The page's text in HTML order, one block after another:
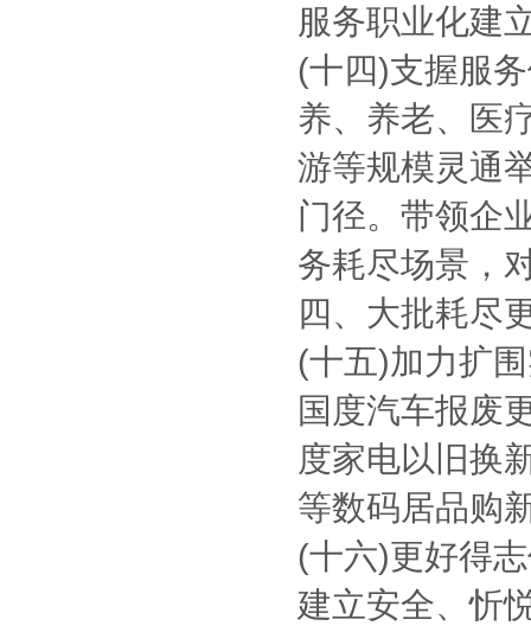
服务职业化建
(十四)支握服
养、养老、医
游等规模灵通
门径。带领企
务耗尽场景，
四、大批耗尽
(十五)加力扩
国度汽车报废
度家电以旧换
等数码居品购
(十六)更好得
建立安全、忻